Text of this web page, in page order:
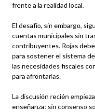
frente a la realidad local.
El desafío, sin embargo,
cuentas municipales sin
contribuyentes. Rojas
para sostener el sistema
las necesidades fiscales
para afrontarlas.
La discusión recién
enseñanza: sin consenso